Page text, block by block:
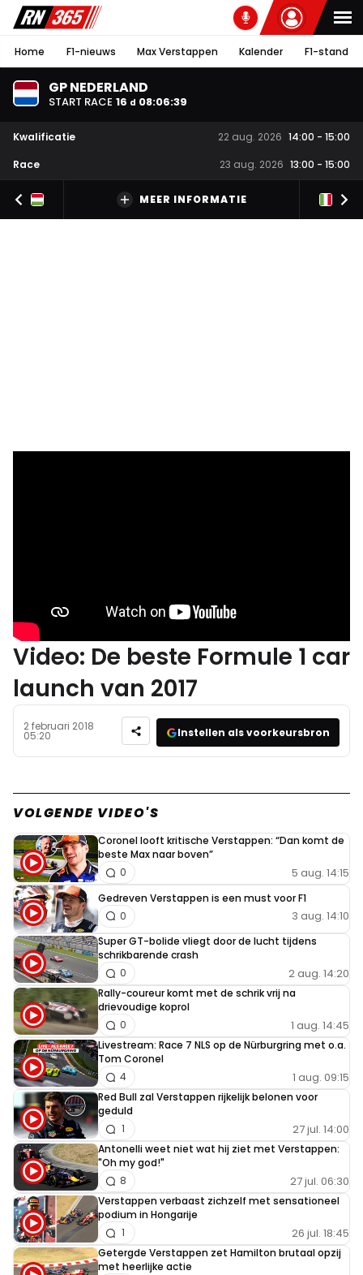
Home F1-nieuws Max Verstappen Kalender F1-stand
GP NEDERLAND
START RACE 16 d 08:06:38
Kwalificatie 22 aug. 2026 14:00 - 15:00
Race
23 aug. 2026 13:00 - 15:00
MEER INFORMATIE
Video: De beste Formule 1 car
launch van 2017
2 februari 2018
05:20 Instellen als voorkeursbron
VOLGENDE VIDEO'S
Coronel looft kritische Verstappen: “Dan komt de
beste Max naar boven”
5 aug. 14:15
0
Gedreven Verstappen is een must voor F1
3 aug. 14:10
0
Super GT-bolide vliegt door de lucht tijdens
schrikbarende crash
2 aug. 14:20
0
Rally-coureur komt met de schrik vrij na
drievoudige koprol
1 aug. 14:45
0
Livestream: Race 7 NLS op de Nürburgring met o.a.
Tom Coronel
1 aug. 09:15
4
Red Bull zal Verstappen rijkelijk belonen voor
geduld
27 jul. 14:00
1
Antonelli weet niet wat hij ziet met Verstappen:
"Oh my god!"
27 jul. 06:30
8
Verstappen verbaast zichzelf met sensationeel
podium in Hongarije
26 jul. 18:45
1
Getergde Verstappen zet Hamilton brutaal opzij
met heerlijke actie